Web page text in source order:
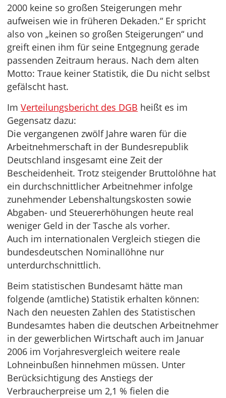
2000 keine so großen Steigerungen mehr
aufweisen wie in früheren Dekaden.“ Er spricht
also von „keinen so großen Steigerungen“ und
greift einen ihm für seine Entgegnung gerade
passenden Zeitraum heraus. Nach dem alten
Motto: Traue keiner Statistik, die Du nicht selbst
gefälscht hast.
Im Verteilungsbericht des DGB heißt es im
Gegensatz dazu:
Die vergangenen zwölf Jahre waren für die
Arbeitnehmerschaft in der Bundesrepublik
Deutschland insgesamt eine Zeit der
Bescheidenheit. Trotz steigender Bruttolöhne hat
ein durchschnittlicher Arbeitnehmer infolge
zunehmender Lebenshaltungskosten sowie
Abgaben- und Steuererhöhungen heute real
weniger Geld in der Tasche als vorher.
Auch im internationalen Vergleich stiegen die
bundesdeutschen Nominallöhne nur
unterdurchschnittlich.
Beim statistischen Bundesamt hätte man
folgende (amtliche) Statistik erhalten können:
Nach den neuesten Zahlen des Statistischen
Bundesamtes haben die deutschen Arbeitnehmer
in der gewerblichen Wirtschaft auch im Januar
2006 im Vorjahresvergleich weitere reale
Lohneinbußen hinnehmen müssen. Unter
Berücksichtigung des Anstiegs der
Verbraucherpreise um 2,1 % fielen die